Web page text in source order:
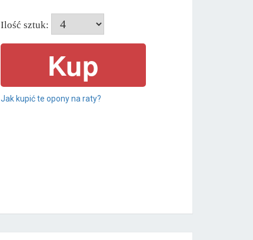
Ilość sztuk:
Jak kupić te opony na raty?